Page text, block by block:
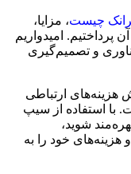
چیست، مزایا،
پرداختیم. امیدواریم
و تصمیم‌گیری
هزینه‌های ارتباطی
با استفاده از سیپ
شوید،
هزینه‌های خود را به